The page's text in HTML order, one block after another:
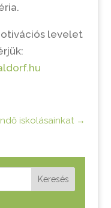
levelet
iskolásainkat→
Keresés